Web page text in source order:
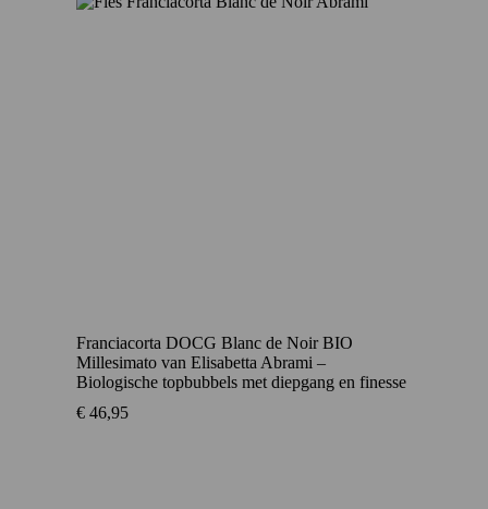
Franciacorta DOCG Blanc de Noir BIO
Millesimato van Elisabetta Abrami –
Biologische topbubbels met diepgang en finesse
€ 46,95